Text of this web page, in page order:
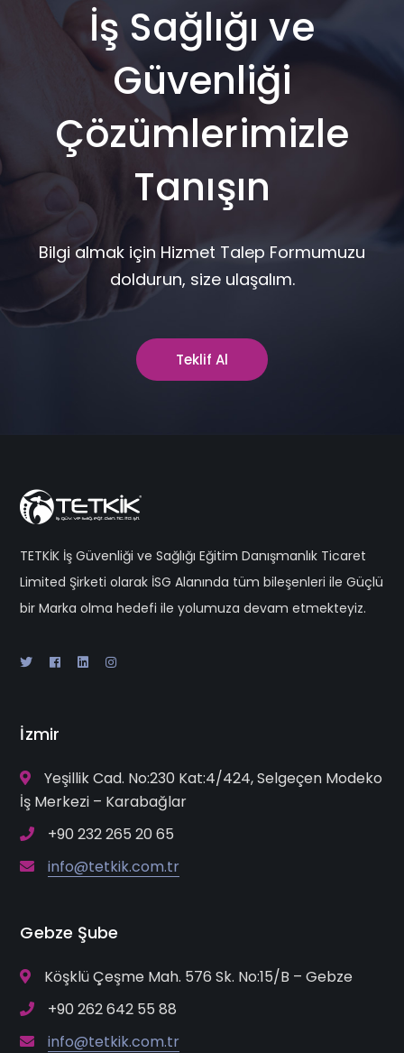
İş Sağlığı ve
Güvenliği
Çözümlerimizle
Tanışın
Bilgi almak için Hizmet Talep Formumuzu
doldurun, size ulaşalım.
Teklif Al
TETKİK İş Güvenliği ve Sağlığı Eğitim Danışmanlık Ticaret
Limited Şirketi olarak İSG Alanında tüm bileşenleri ile Güçlü
bir Marka olma hedefi ile yolumuza devam etmekteyiz.
İzmir
Yeşillik Cad. No:230 Kat:4/424, Selgeçen Modeko
İş Merkezi – Karabağlar
+90 232 265 20 65
info@tetkik.com.tr
Gebze Şube
Köşklü Çeşme Mah. 576 Sk. No:15/B – Gebze
+90 262 642 55 88
info@tetkik.com.tr